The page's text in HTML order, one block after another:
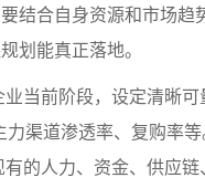
结合自身资源和市场
划能真正落地。
当前阶段，设定清晰
渠道渗透率、复购率等
的人力、资金、供应